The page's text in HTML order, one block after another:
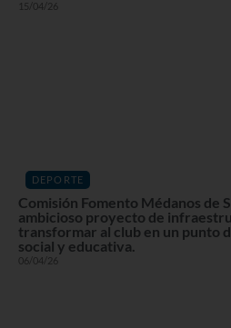
15/04/26
DEPORTE
Comisión Fomento Médanos de
ambicioso proyecto de
transformar al club en un punto
social y educativa.
06/04/26